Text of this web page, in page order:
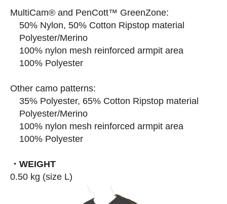
MultiCam® and PenCott™ GreenZone:
50% Nylon, 50% Cotton Ripstop material
Polyester/Merino
100% nylon mesh reinforced armpit area
100% Polyester
Other camo patterns:
35% Polyester, 65% Cotton Ripstop material
Polyester/Merino
100% nylon mesh reinforced armpit area
100% Polyester
・WEIGHT
0.50 kg (size L)